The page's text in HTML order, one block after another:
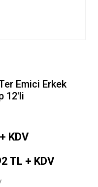
Emici Erkek
12'li
KDV
TL + KDV